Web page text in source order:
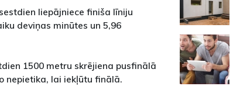
liepājniece finiša līniju
deviņas minūtes un 5,96
1500 metru skrējiena pusfinālā
nepietika, lai iekļūtu finālā.